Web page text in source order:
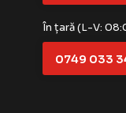
În țară (L-V:
0749 033